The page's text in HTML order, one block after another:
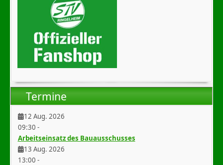
Termine
12 Aug. 2026
09:30 -
Arbeitseinsatz des Bauausschusses
13 Aug. 2026
13:00 -